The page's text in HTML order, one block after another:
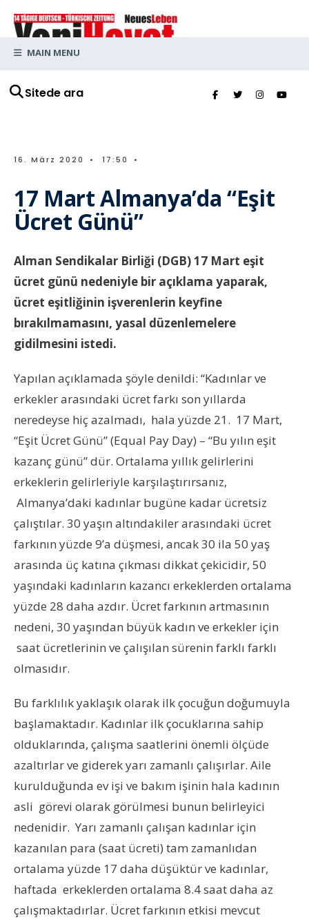
Sitede ara
MAIN MENU
16. März 2020 • 17:50 •
17 Mart Almanya’da “Eşit
Ücret Günü”
Alman Sendikalar Birliği (DGB) 17 Mart eşit
ücret günü nedeniyle bir açıklama yaparak,
ücret eşitliğinin işverenlerin keyfine
bırakılmamasını, yasal düzenlemelere
gidilmesini istedi.
Yapılan açıklamada şöyle denildi: “Kadınlar ve
erkekler arasındaki ücret farkı son yıllarda
neredeyse hiç azalmadı, hala yüzde 21. 17 Mart,
“Eşit Ücret Günü” (Equal Pay Day) – “Bu yılın eşit
kazanç günü” dür. Ortalama yıllık gelirlerini
erkeklerin gelirleriyle karşılaştırırsanız,
Almanya’daki kadınlar bugüne kadar ücretsiz
çalıştılar. 30 yaşın altındakiler arasındaki ücret
farkının yüzde 9’a düşmesi, ancak 30 ila 50 yaş
arasında üç katına çıkması dikkat çekicidir, 50
yaşındaki kadınların kazancı erkeklerden ortalama
yüzde 28 daha azdır. Ücret farkının artmasının
nedeni, 30 yaşından büyük kadın ve erkekler için
saat ücretlerinin ve çalışılan sürenin farklı farklı
olmasıdır.
Bu farklılık yaklaşık olarak ilk çocuğun doğumuyla
başlamaktadır. Kadınlar ilk çocuklarına sahip
olduklarında, çalışma saatlerini önemli ölçüde
azaltırlar ve giderek yarı zamanlı çalışırlar. Aile
kurulduğunda ev işi ve bakım işinin hala kadının
asli görevi olarak görülmesi bunun belirleyici
nedenidir. Yarı zamanlı çalışan kadınlar için
kazanılan para (saat ücreti) tam zamanlıdan
ortalama yüzde 17 daha düşüktür ve kadınlar,
haftada erkeklerden ortalama 8.4 saat daha az
çalışmaktadırlar. Ücret farkının etkisi mevcut